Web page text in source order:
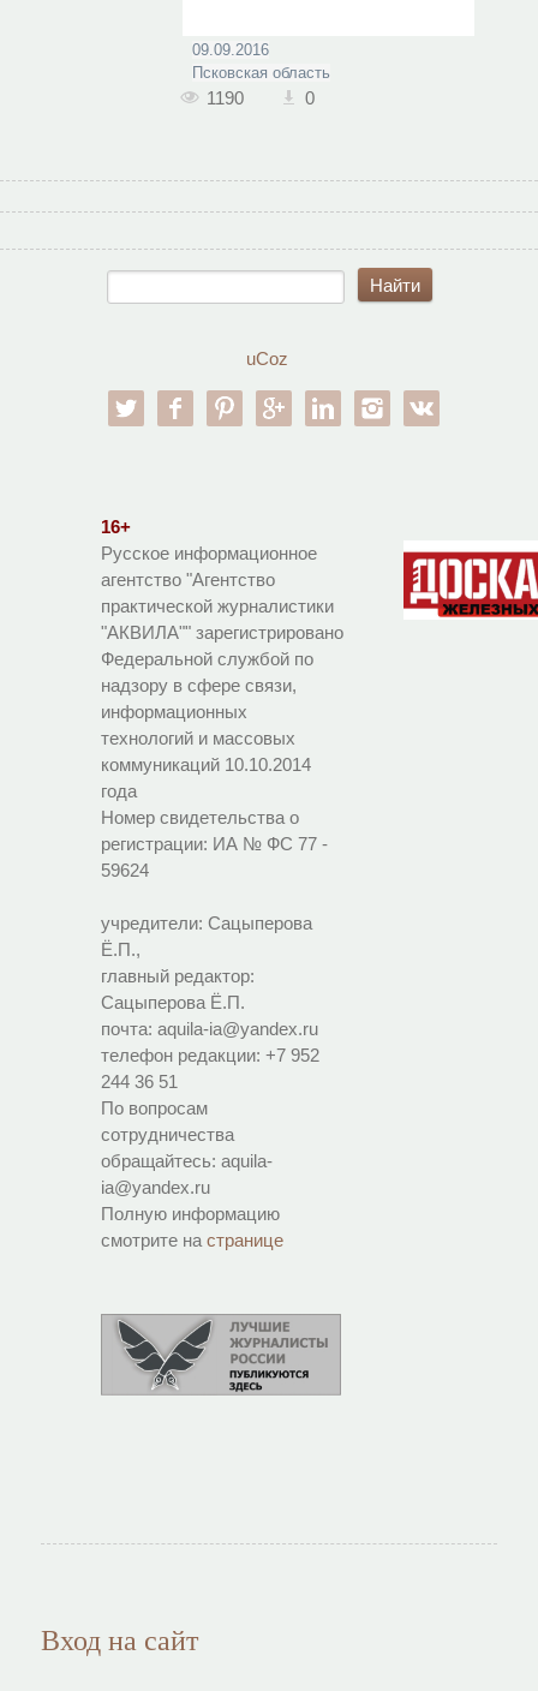
09.09.2016
Псковская область
1190 0
uCoz
twitter facebookpinterestgoogle-pllinkedin instagram
16+
Русское информационное
агентство "Агентство
практической журналистики
"АКВИЛА"" зарегистрировано
Федеральной службой по
надзору в сфере связи,
информационных
технологий и массовых
коммуникаций 10.10.2014
года
Номер свидетельства о
регистрации: ИА № ФС 77 -
59624
учредители: Сацыперова
Ё.П.,
главный редактор:
Сацыперова Ё.П.
почта: aquila-ia@yandex.ru
телефон редакции: +7 952
244 36 51
По вопросам
сотрудничества
обращайтесь: aquila-
ia@yandex.ru
Полную информацию
смотрите на странице
Вход на сайт